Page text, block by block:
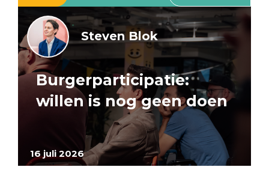
16 juli 2026
Steven Blok
Burgerparticipatie:
willen is nog geen doen